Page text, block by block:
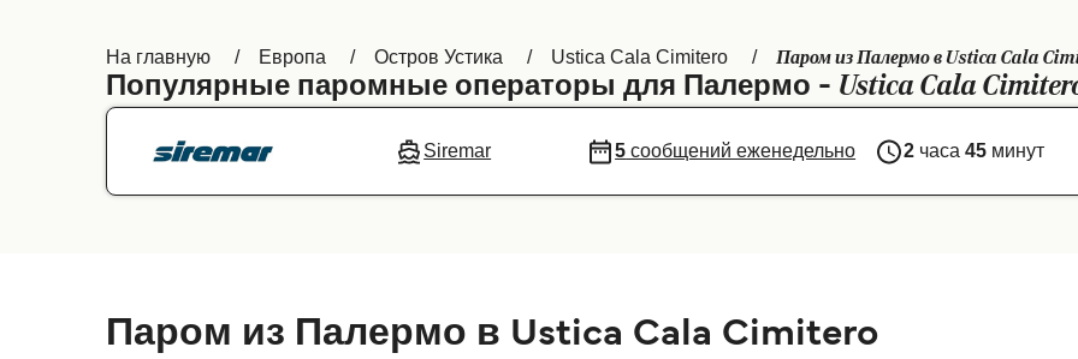
На главную Европа Остров Устика Ustica Cala Cimitero Паром из Палермо в Ustica Cala
Популярные паромные операторы для Палермо - Ustica Cala
Siremar 5 сообщений еженедельно 2 часа45 минут
Паром из Палермо в Ustica Cala Cimitero